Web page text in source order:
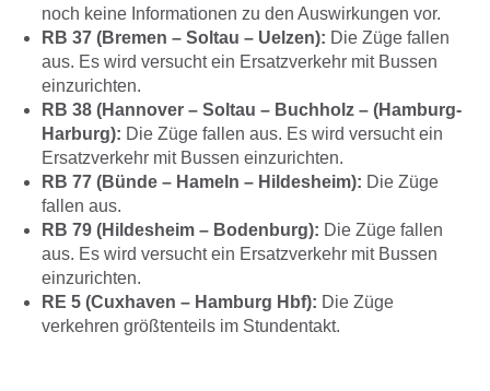
noch keine Informationen zu den Auswirkungen vor.
RB 37 (Bremen – Soltau – Uelzen): Die Züge fallen
aus. Es wird versucht ein Ersatzverkehr mit Bussen
einzurichten.
RB 38 (Hannover – Soltau – Buchholz – (Hamburg-
Harburg): Die Züge fallen aus. Es wird versucht ein
Ersatzverkehr mit Bussen einzurichten.
RB 77 (Bünde – Hameln – Hildesheim): Die Züge
fallen aus.
RB 79 (Hildesheim – Bodenburg): Die Züge fallen
aus. Es wird versucht ein Ersatzverkehr mit Bussen
einzurichten.
RE 5 (Cuxhaven – Hamburg Hbf): Die Züge
verkehren größtenteils im Stundentakt.